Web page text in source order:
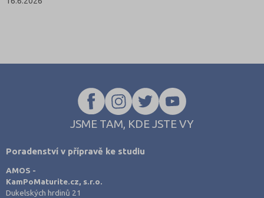
JSME TAM, KDE JSTE VY
Poradenství v přípravě ke studiu
AMOS -
KamPoMaturite.cz, s.r.o.
Dukelských hrdinů 21